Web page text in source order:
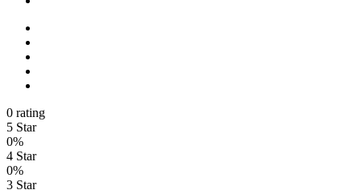
0 rating
5 Star
0%
4 Star
0%
3 Star